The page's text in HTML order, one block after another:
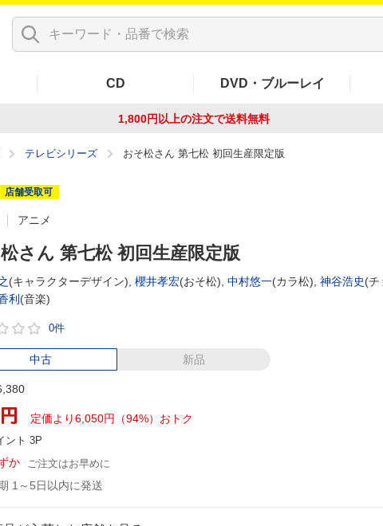
CD DVD・ブルーレイ
1,800円以上の注文で送料無料
テレビシリーズ おそ松さん 第七松 初回生産限定版
店舗受取可
アニメ
さん 第七松 初回生産限定版
(キャラクターデザイン), 櫻井孝宏(おそ松), 中村悠一(カラ松), 神谷浩史(チ
利 (音楽)
0件
中古 新品
円 定価より6,050円（94%）おトク
ント 3P
か ご注文はお早めに
1～5日以内に発送